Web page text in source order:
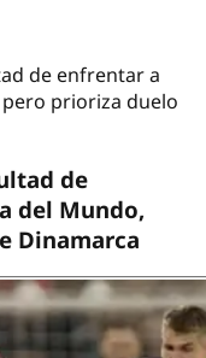
de enfrentar a
prioriza duelo
de
del Mundo,
Dinamarca